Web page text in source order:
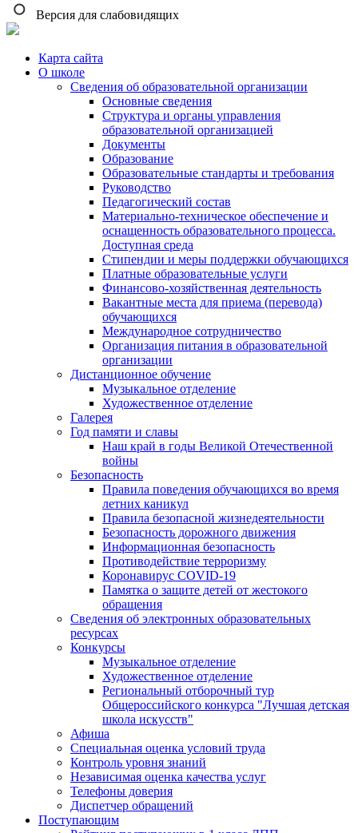
Версия для слабовидящих
Карта сайта
О школе
Сведения об образовательной организации
Основные сведения
Структура и органы управления
образовательной организацией
Документы
Образование
Образовательные стандарты и требования
Руководство
Педагогический состав
Материально-техническое обеспечение и
оснащенность образовательного процесса.
Доступная среда
Стипендии и меры поддержки обучающихся
Платные образовательные услуги
Финансово-хозяйственная деятельность
Вакантные места для приема (перевода)
обучающихся
Международное сотрудничество
Организация питания в образовательной
организации
Дистанционное обучение
Музыкальное отделение
Художественное отделение
Галерея
Год памяти и славы
Наш край в годы Великой Отечественной
войны
Безопасность
Правила поведения обучающихся во время
летних каникул
Правила безопасной жизнедеятельности
Безопасность дорожного движения
Информационная безопасность
Противодействие терроризму
Коронавирус COVID-19
Памятка о защите детей от жестокого
обращения
Сведения об электронных образовательных
ресурсах
Конкурсы
Музыкальное отделение
Художественное отделение
Региональный отборочный тур
Общероссийского конкурса "Лучшая детская
школа искусств"
Афиша
Специальная оценка условий труда
Контроль уровня знаний
Независимая оценка качества услуг
Телефоны доверия
Диспетчер обращений
Поступающим